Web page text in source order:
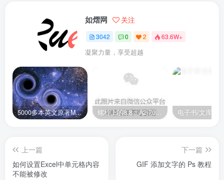
如熠网 关注
3042 0 2 63.6W+
凝聚力量，享受超越
5000多本英文原著MOBI+AZW3格式电子书百度云网盘打包下载 螺栓上的8.8、A2-70是什么意思？ 电子书/文库
上一篇
如何设置Excel中单元格内容
不能被修改
下一篇
GIF 添加文字的 Ps 教程